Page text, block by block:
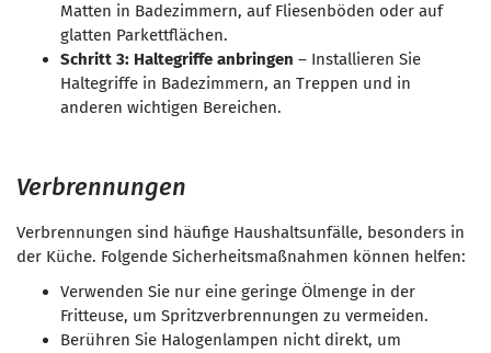
Matten in Badezimmern, auf Fliesenböden oder auf
glatten Parkettflächen.
Schritt 3: Haltegriffe anbringen – Installieren Sie
Haltegriffe in Badezimmern, an Treppen und in
anderen wichtigen Bereichen.
Verbrennungen
Verbrennungen sind häufige Haushaltsunfälle, besonders in
der Küche. Folgende Sicherheitsmaßnahmen können helfen:
Verwenden Sie nur eine geringe Ölmenge in der
Fritteuse, um Spritzverbrennungen zu vermeiden.
Berühren Sie Halogenlampen nicht direkt, um